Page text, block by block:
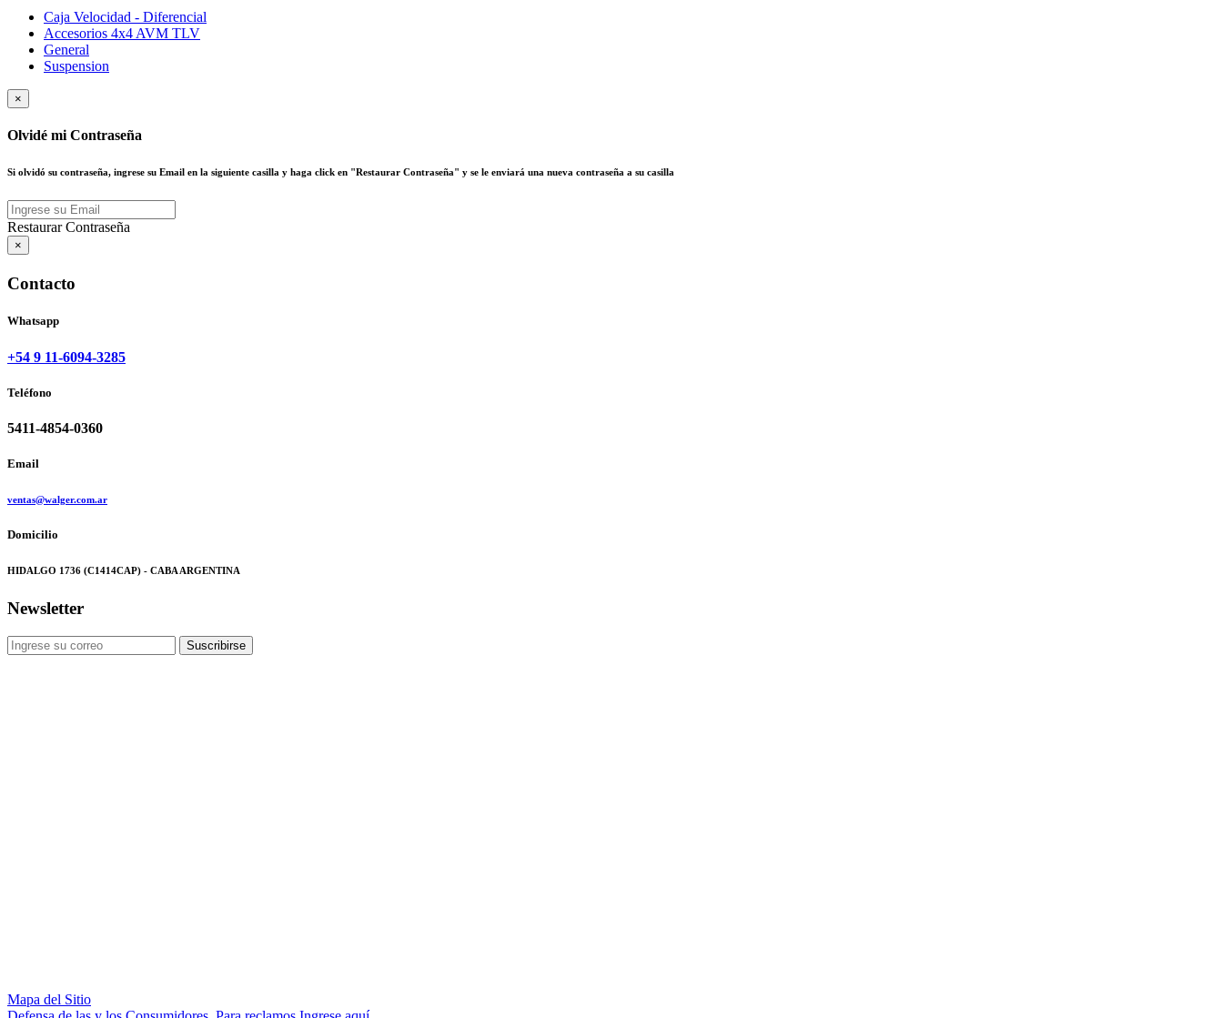
Caja Velocidad - Diferencial
Accesorios 4x4 AVM TLV
General
Suspension
×
Olvidé mi Contraseña
Si olvidó su contraseña, ingrese su Email en la siguiente casilla y haga click en "Restaurar Contraseña" y se le enviará una nueva contraseña a su casilla
Restaurar Contraseña
×
Contacto
Whatsapp
+54 9 11-6094-3285
Teléfono
5411-4854-0360
Email
ventas@walger.com.ar
Domicilio
HIDALGO 1736 (C1414CAP) - CABA ARGENTINA
Newsletter
Suscribirse
Mapa del Sitio